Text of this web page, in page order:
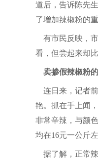
道后，告诉陈先
了增加辣椒粉的
有市民反映，市
看，但尝起来却
卖掺假辣椒粉
连日来，记者前
艳。抓在手上闻
非常辛辣，与颜
均在16元一公斤
据了解，正常辣